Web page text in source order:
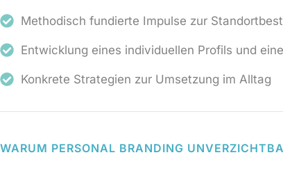
Methodisch fundierte Impulse zur
Entwicklung eines individuellen Profils und
Konkrete Strategien zur Umsetzung im Alltag
WARUM PERSONAL BRANDING